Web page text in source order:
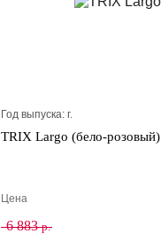
Год выпуска:г.
TRIX Largo (бело-розовый)
Цена
6 883р.